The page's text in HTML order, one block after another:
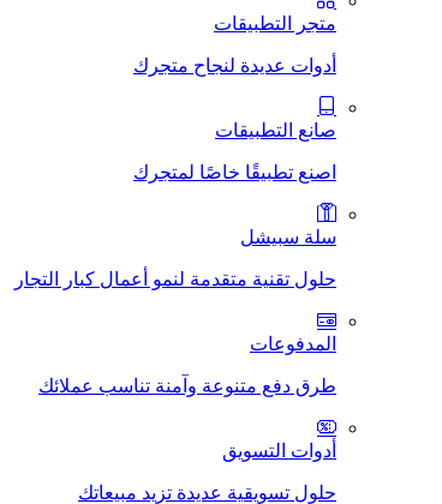
متجر التطبيقات
أدوات عديدة لنجاح متجرك
صانع التطبيقات
اصنع تطبيقًا خاصًا لمتجرك
سلة سبيشل
حلول تقنية متقدمة لنمو أعمال كبار التجار
المدفوعات
طرق دفع متنوعة وآمنة تناسب عملائك
أدوات التسويق
حلول تسويقية عديدة تزيد مبيعاتك